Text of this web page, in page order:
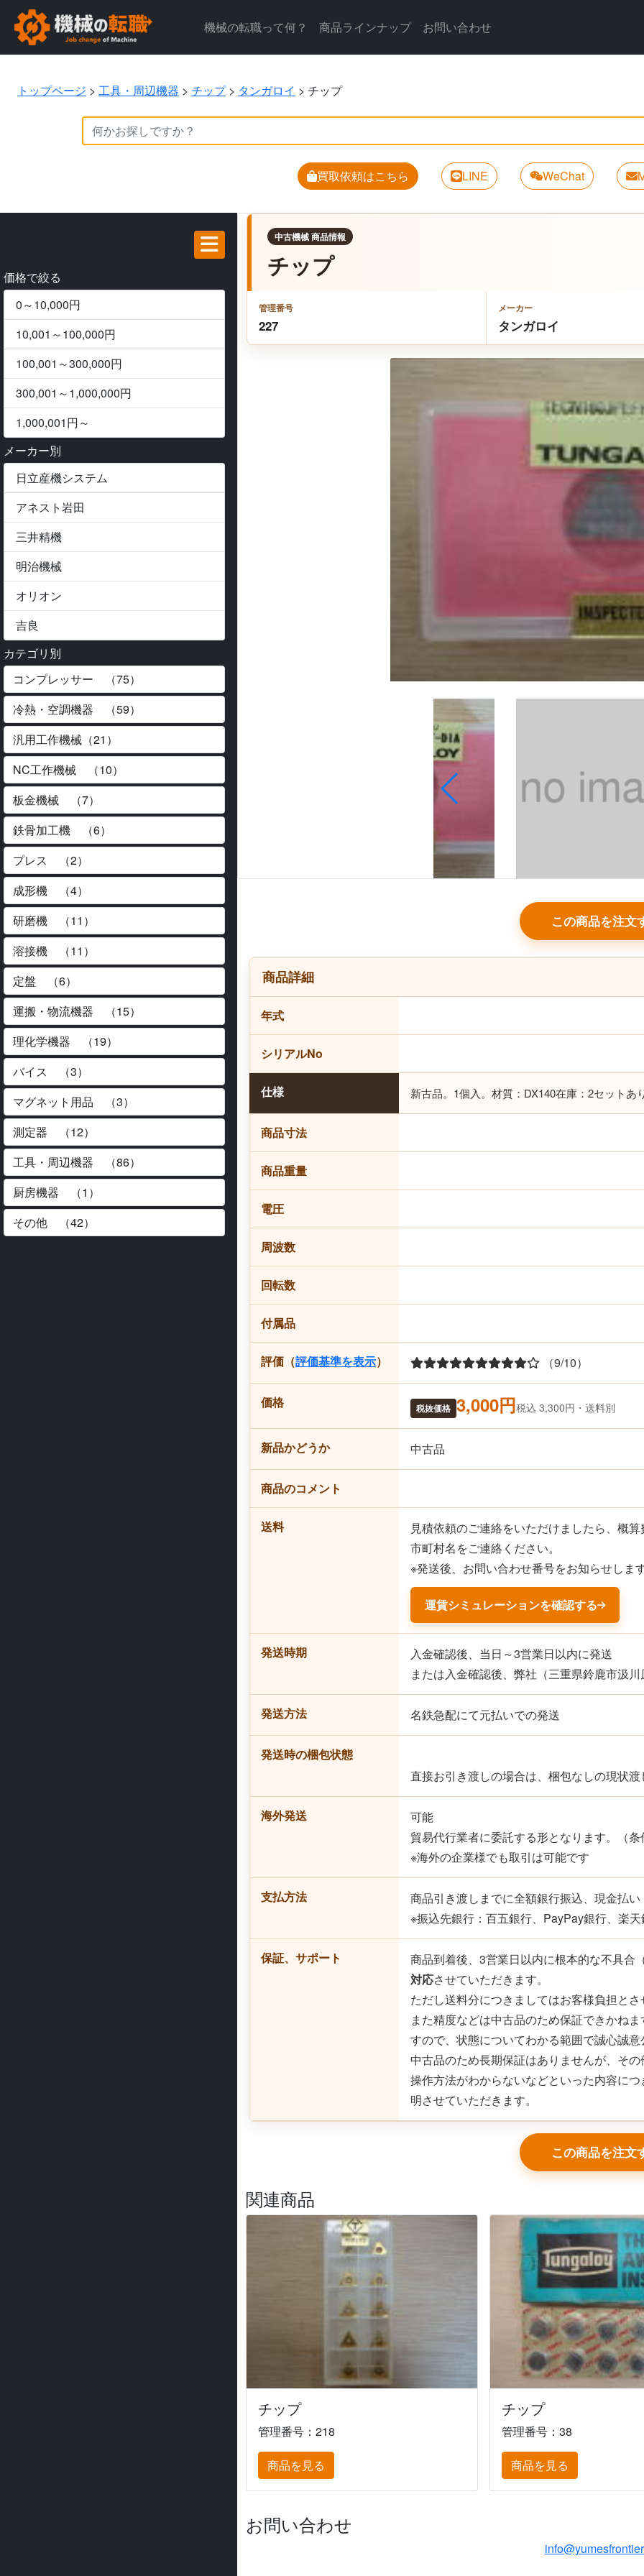
機械の転職って何？ 商品ラインナップ お問い合わせ
トップページ > 工具・周辺機器 > チップ> タンガロイ > チップ
買取依頼はこちら LINE WeChat
価格で絞る
0～10,000円
10,001～100,000円
100,001～300,000円
300,001～1,000,000円
1,000,001円～
メーカー別
日立産機システム
アネスト岩田
三井精機
明治機械
オリオン
吉良
カテゴリ別
中古機械 商品情報
チップ
管理番号
227
メーカー
タンガロイ
この商品を注文
商品詳細
年式
シリアルNo
仕様 新古品。1個入。材質：DX140在庫：2セットあ
商品寸法
商品重量
電圧
周波数
回転数
付属品
評価（評価基準を表示） （9/10）
価格 税抜価格 3,000円税込 3,300円・送料別
新品かどうか 中古品
商品のコメント
送料
見積依頼のご連絡をいただけましたら、概
市町村名をご連絡ください。
※発送後、お問い合わせ番号をお知らせしま
運賃シミュレーションを確認する
発送時期
入金確認後、当日～3営業日以内に発送
または入金確認後、弊社（三重県鈴鹿市汲
発送方法 名鉄急配にて元払いでの発送
発送時の梱包状態
直接お引き渡しの場合は、梱包なしの現状
海外発送
可能
貿易代行業者に委託する形となります。（
※海外の企業様でも取引は可能です
支払方法
商品引き渡しまでに全額銀行振込、現金払い
※振込先銀行：百五銀行、PayPay銀行、楽
保証、サポート
商品到着後、3営業日以内に根本的な不具合
対応させていただきます。
ただし送料分につきましてはお客様負担と
また精度などは中古品のため保証できかね
すので、状態についてわかる範囲で誠心誠
中古品のため長期保証はありませんが、そ
操作方法がわからないなどといった内容に
明させていただきます。
この商品を注文
関連商品
チップ
管理番号：218
商品を見る
チップ
管理番号：38
商品を見る
お問い合わせ